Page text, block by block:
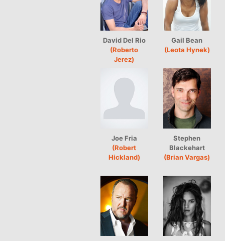
David Del Rio
(Roberto
Jerez)
Gail Bean
(Leota Hynek)
Joe Fria
(Robert
Hickland)
Stephen
Blackehart
(Brian Vargas)